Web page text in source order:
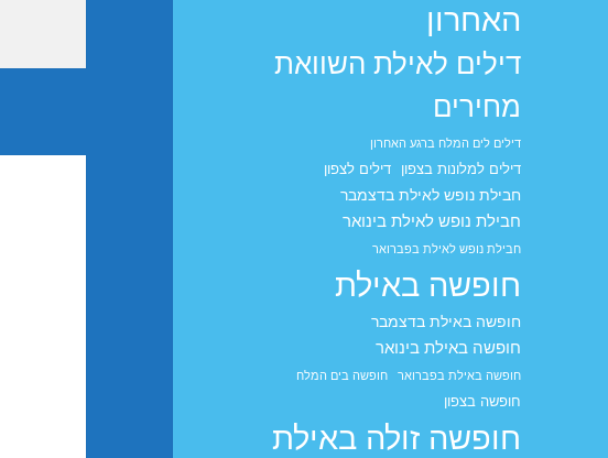
האחרון
דילים לאילת השוואת
מחירים
דילים לים המלח ברגע האחרון
דילים למלונות בצפון דילים לצפון
חבילת נופש לאילת בדצמבר
חבילת נופש לאילת בינואר
חבילת נופש לאילת בפברואר
חופשה באילת
חופשה באילת בדצמבר
חופשה באילת בינואר
חופשה באילת בפברואר חופשה בים המלח
חופשה בצפון
חופשה זולה באילת